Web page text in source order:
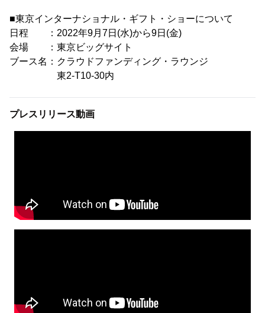
■東京インターナショナル・ギフト・ショーについて
日程 ：2022年9月7日(水)から9日(金)
会場 ：東京ビッグサイト
ブース名：クラウドファンディング・ラウンジ
東2-T10-30内
プレスリリース動画